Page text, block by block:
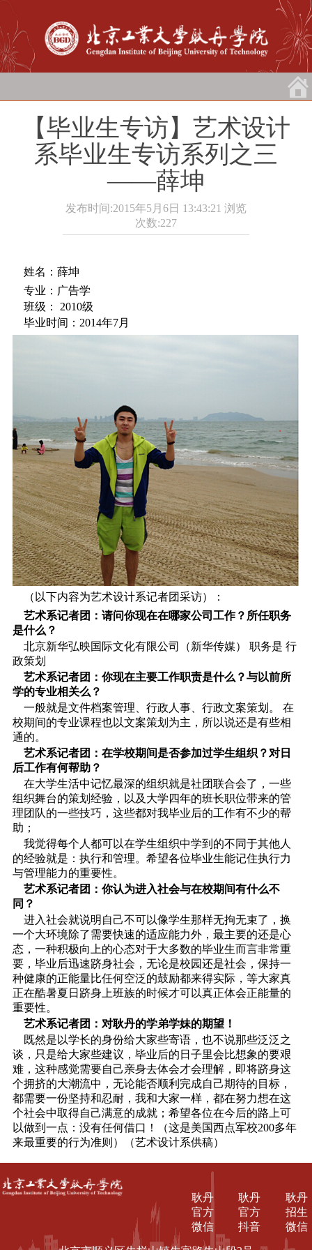
【毕业生专访】艺术设计
系毕业生专访系列之三
――薛坤
发布时间:2015年5月6日 13:43:21 浏览
次数:227
姓名：薛坤
专业：广告学
班级： 2010级
毕业时间：2014年7月
（以下内容为艺术设计系记者团采访）：
艺术系记者团：请问你现在在哪家公司工作？所任职务
是什么？
北京新华弘映国际文化有限公司（新华传媒） 职务是 行
政策划
艺术系记者团：你现在主要工作职责是什么？与以前所
学的专业相关么？
一般就是文件档案管理、行政人事、行政文案策划。 在
校期间的专业课程也以文案策划为主，所以说还是有些相
通的。
艺术系记者团：在学校期间是否参加过学生组织？对日
后工作有何帮助？
在大学生活中记忆最深的组织就是社团联合会了，一些
组织舞台的策划经验，以及大学四年的班长职位带来的管
理团队的一些技巧，这些都对我毕业后的工作有不少的帮
助；
我觉得每个人都可以在学生组织中学到的不同于其他人
的经验就是：执行和管理。希望各位毕业生能记住执行力
与管理能力的重要性。
艺术系记者团：你认为进入社会与在校期间有什么不
同？
进入社会就说明自己不可以像学生那样无拘无束了，换
一个大环境除了需要快速的适应能力外，最主要的还是心
态，一种积极向上的心态对于大多数的毕业生而言非常重
要，毕业后迅速跻身社会，无论是校园还是社会，保持一
种健康的正能量比任何空泛的鼓励都来得实际，等大家真
正在酷暑夏日跻身上班族的时候才可以真正体会正能量的
重要性。
艺术系记者团：对耿丹的学弟学妹的期望！
既然是以学长的身份给大家些寄语，也不说那些泛泛之
谈，只是给大家些建议，毕业后的日子里会比想象的要艰
难，这种感觉需要自己亲身去体会才会理解，即将跻身这
个拥挤的大潮流中，无论能否顺利完成自己期待的目标，
都需要一份坚持和忍耐，我和大家一样，都在努力想在这
个社会中取得自己满意的成就；希望各位在今后的路上可
以做到一点：没有任何借口！（这是美国西点军校200多年
来最重要的行为准则）（艺术设计系供稿）
耿丹
招生
微信
耿丹
官方
抖音
耿丹
官方
微信